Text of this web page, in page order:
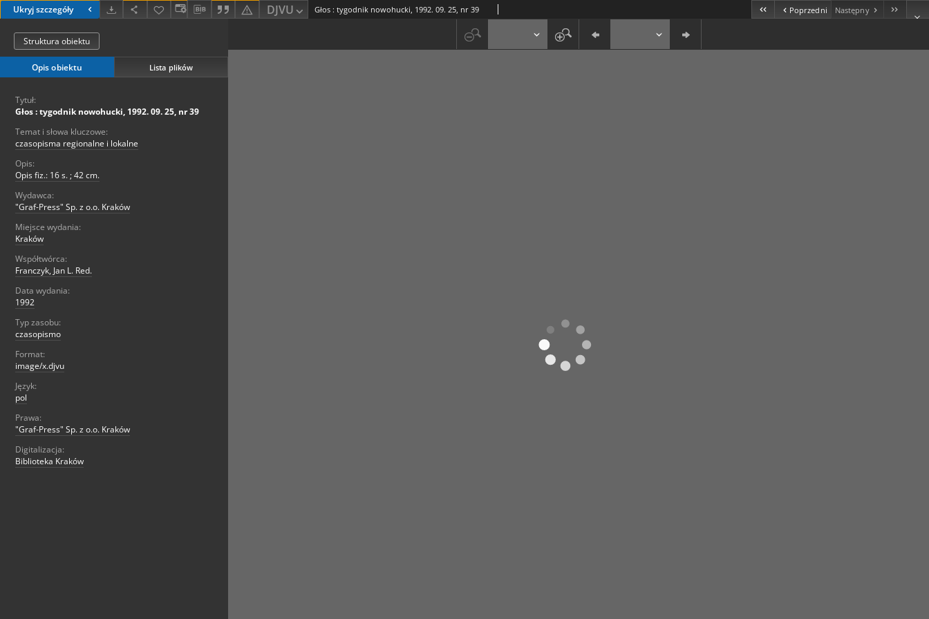
Ukryj szczegóły DJVU Głos : tygodnik nowohucki, 1992. 09. 25, nr 39 Poprzedni Następny
Struktura obiektu
Opis obiektu Lista plików
Tytuł:
Głos : tygodnik nowohucki, 1992. 09. 25, nr 39
Temat i słowa kluczowe:
czasopisma regionalne i lokalne
Opis:
Opis fiz.: 16 s. ; 42 cm.
Wydawca:
"Graf-Press" Sp. z o.o. Kraków
Miejsce wydania:
Kraków
Współtwórca:
Franczyk, Jan L. Red.
Data wydania:
1992
Typ zasobu:
czasopismo
Format:
image/x.djvu
Język:
pol
Prawa:
"Graf-Press" Sp. z o.o. Kraków
Digitalizacja:
Biblioteka Kraków